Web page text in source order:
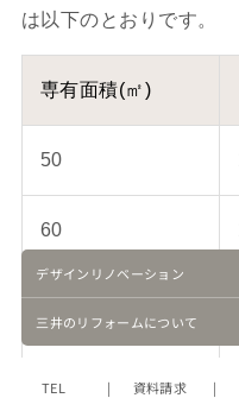
は以下のとおりです。
専有面積(㎡)
50
60
70
デザイン リノベーション
三井のリフォームについて
TEL 資料請求